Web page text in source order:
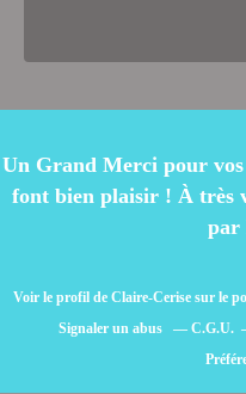
Un Grand Merci pour
font bien plaisir ! À très
par
Voir le profil de Claire-Cerise sur le
Signaler un abus
C.G.U.